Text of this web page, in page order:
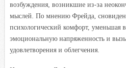
возбуждения, возникшие из-за
мыслей. По мнению Фрейда,
психологический комфорт, уменьшая
эмоциональную напряженность и
удовлетворения и облегчения.